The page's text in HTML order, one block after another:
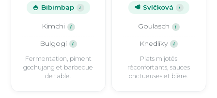
🍚 Bibimbap i
Kimchi i
Bulgogi i
Fermentation, piment
gochujang et barbecue
de table.
🥩 Svíčková i
Goulasch i
Knedlíky i
Plats mijotés
réconfortants, sauces
onctueuses et bière.